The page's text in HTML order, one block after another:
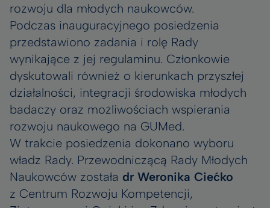
rozwoju dla młodych naukowców.
Podczas inauguracyjnego posiedzenia
przedstawiono zadania i rolę Rady
wynikające z jej regulaminu. Członkowie
dyskutowali również o kierunkach przyszłej
działalności, integracji środowiska młodych
badaczy oraz możliwościach wspierania
rozwoju naukowego na GUMed.
W trakcie posiedzenia dokonano wyboru
władz Rady. Przewodniczącą Rady Młodych
Naukowców została dr Weronika Ciećko
z Centrum Rozwoju Kompetencji,